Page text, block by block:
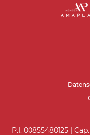
P.I. 00855480125 |